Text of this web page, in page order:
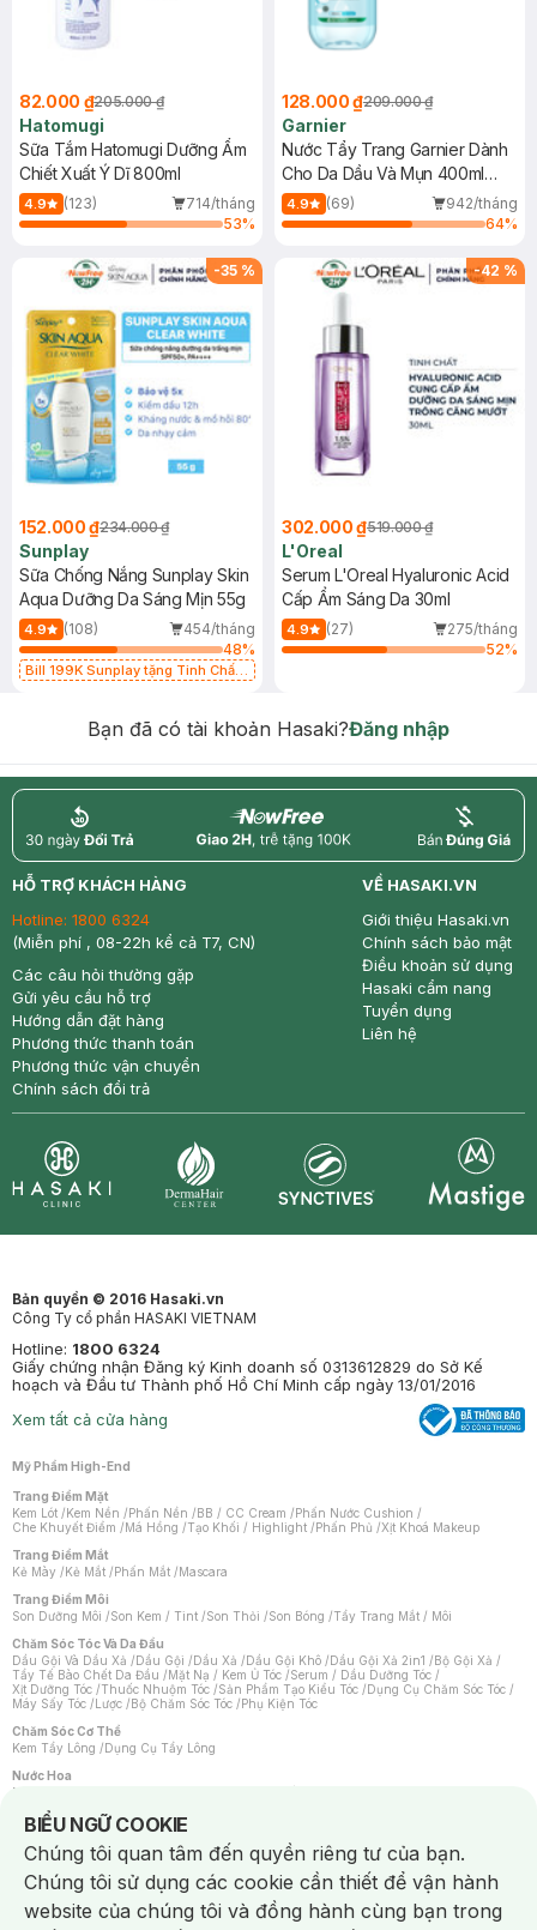
82.000 ₫205.000 ₫
Hatomugi
Sữa Tắm Hatomugi Dưỡng Ẩm
Chiết Xuất Ý Dĩ 800ml
4.9 (123)
714/tháng
53%
128.000 ₫209.000 ₫
Garnier
Nước Tẩy Trang Garnier Dành
Cho Da Dầu Và Mụn 400ml
(Mới)
4.9 (69)
942/tháng
64%
-35 %
152.000 ₫234.000 ₫
Sunplay
Sữa Chống Nắng Sunplay Skin
Aqua Dưỡng Da Sáng Mịn 55g
4.9 (108)
454/tháng
48%
Bill 199K Sunplay tặng Tinh Chất
-42 %
302.000 ₫519.000 ₫
L'Oreal
Serum L'Oreal Hyaluronic Acid
Cấp Ẩm Sáng Da 30ml
4.9 (27)
275/tháng
52%
Bạn đã có tài khoản Hasaki?Đăng nhập
return nowfree price
HỖ TRỢ KHÁCH HÀNG
Hotline: 1800 6324
(Miễn phí , 08-22h kể cả T7, CN)
Các câu hỏi thường gặp
Gửi yêu cầu hỗ trợ
Hướng dẫn đặt hàng
Phương thức thanh toán
Phương thức vận chuyển
Chính sách đổi trả
VỀ HASAKI.VN
Giới thiệu Hasaki.vn
Chính sách bảo mật
Điều khoản sử dụng
Hasaki cẩm nang
Tuyển dụng
Liên hệ
Bản quyền © 2016 Hasaki.vn
Công Ty cổ phần HASAKI VIETNAM
Hotline: 1800 6324
Giấy chứng nhận Đăng ký Kinh doanh số 0313612829 do Sở Kế
hoạch và Đầu tư Thành phố Hồ Chí Minh cấp ngày 13/01/2016
Xem tất cả cửa hàng
Mỹ Phẩm High-End
Trang Điểm Mặt
Kem Lót /Kem Nền /Phấn Nền /BB / CC Cream /Phấn Nước Cushion /
Che Khuyết Điểm /Má Hồng /Tạo Khối / Highlight /Phấn Phủ /Xịt Khoá Makeup
Trang Điểm Mắt
Kẻ Mày /Kẻ Mắt /Phấn Mắt /Mascara
Trang Điểm Môi
Son Dưỡng Môi /Son Kem / Tint /Son Thỏi /Son Bóng /Tẩy Trang Mắt / Môi
Chăm Sóc Tóc Và Da Đầu
Dầu Gội Và Dầu Xả /Dầu Gội /Dầu Xả /Dầu Gội Khô /Dầu Gội Xả 2in1 /Bộ Gội Xả /
Tẩy Tế Bào Chết Da Đầu /Mặt Nạ / Kem Ủ Tóc /Serum / Dầu Dưỡng Tóc /
Xịt Dưỡng Tóc /Thuốc Nhuộm Tóc /Sản Phẩm Tạo Kiểu Tóc /Dụng Cụ Chăm Sóc Tóc /
Máy Sấy Tóc /Lược /Bộ Chăm Sóc Tóc /Phụ Kiện Tóc
Chăm Sóc Cơ Thể
Kem Tẩy Lông /Dụng Cụ Tẩy Lông
Nước Hoa
Nước Hoa Nữ
Chăm Sóc Cá Nhân
Chống Muỗi /Khẩu Trang /Máy Massage/Mặt Nạ Xông Hơi /Nước Rửa Tay/
Sản Phẩm Chăm Sóc Khác /Bàn Chải Đánh Răng /Bàn Chải Điện/
Hỗ Trợ Trắng Răng/Kem Đánh Răng /Máy Tăm Nước/ Nước Súc Miệng/
Tăm / Chỉ Nha Khoa/ Xịt Thơm Miệng / Dung Dịch Vệ Sinh/Dưỡng Vùng Kín/
Khăn Ướt Vệ Sinh Vùng Kín/Băng Vệ Sinh/Tampon/Bọt Cạo Râu /Dao Cạo Râu/
Máy Cạo Râu
BIỂU NGỮ COOKIE
Notice about cookies usage
Chúng tôi quan tâm đến quyền riêng tư của bạn.
Chúng tôi sử dụng các cookie cần thiết để vận hành
website của chúng tôi và đồng hành cùng bạn trong